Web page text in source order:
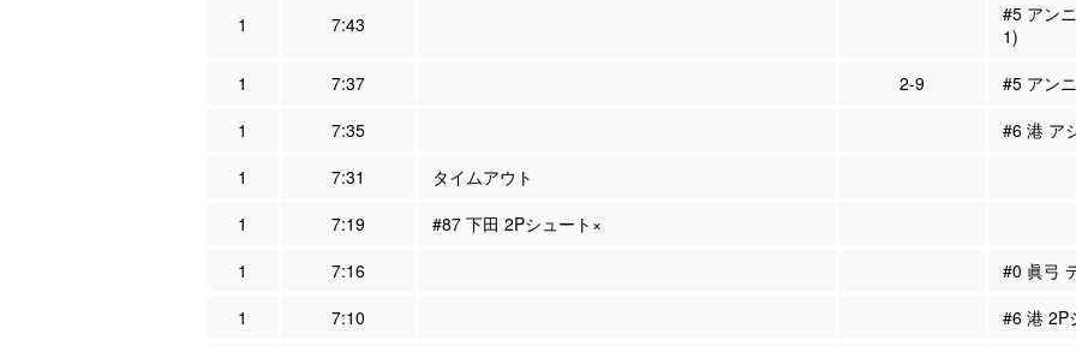
1 7:43
#5 アン
1)
1
7:37 2-9
#5 アン
1
7:35
#6 港 ア
1
7:31
タイムアウト
1
7:19
#87 下田 2Pシュート×
1
7:16
#0 眞弓
1
7:10
#6 港 2P